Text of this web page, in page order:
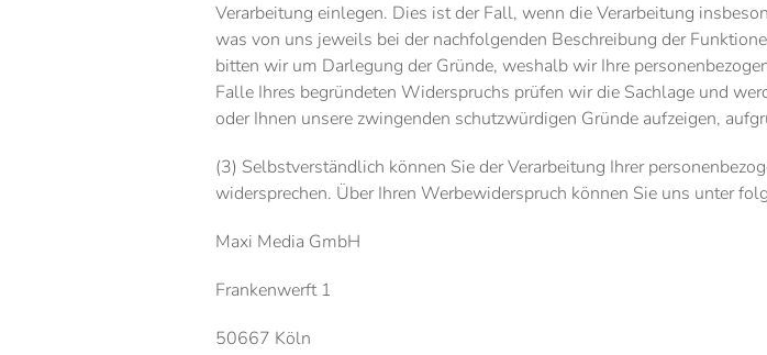
Verarbeitung einlegen. Dies ist der Fall, wenn die Verarbeitung
was von uns jeweils bei der nachfolgenden Beschreibung der
bitten wir um Darlegung der Gründe, weshalb wir Ihre
Falle Ihres begründeten Widerspruchs prüfen wir die Sachlage und
oder Ihnen unsere zwingenden schutzwürdigen Gründe aufzeigen,
(3) Selbstverständlich können Sie der Verarbeitung Ihrer
widersprechen. Über Ihren Werbewiderspruch können Sie uns unter
Maxi Media GmbH
Frankenwerft 1
50667 Köln